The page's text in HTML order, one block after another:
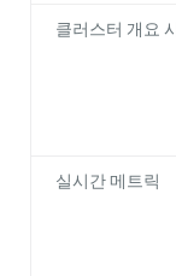
클러스터 개요
실시간 메트릭